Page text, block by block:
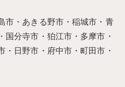
市・あきる野市・稲城市・青
国分寺市・狛江市・多摩市・
・日野市・府中市・町田市・